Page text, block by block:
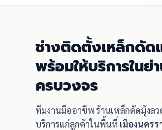
ช่างติดตั้งเหล็กดัด
พร้อมให้บริการในย่
ครบวงจร
ทีมงานมืออาชีพ ร้านเหล็กดัดมุ้งล
บริการแก่ลูกค้าในพื้นที่ เมืองนคร